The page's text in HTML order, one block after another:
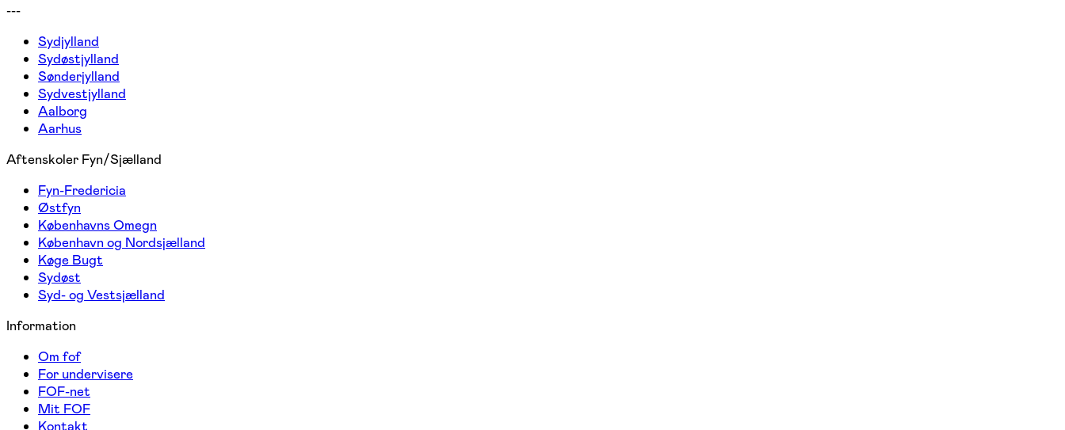
---
Sydjylland
Sydøstjylland
Sønderjylland
Sydvestjylland
Aalborg
Aarhus
Aftenskoler Fyn/Sjælland
Fyn-Fredericia
Østfyn
Københavns Omegn
København og Nordsjælland
Køge Bugt
Sydøst
Syd- og Vestsjælland
Information
Om fof
For undervisere
FOF-net
Mit FOF
Kontakt